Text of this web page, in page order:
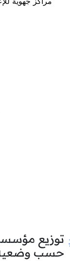
توزيع
حسب